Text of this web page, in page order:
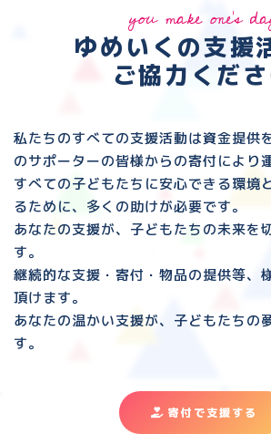
you make one's
ゆめいくの支援
ご協力くだ
私たちのすべての支援活動は資金提供
のサポーターの皆様からの寄付により
すべての子どもたちに安心できる環境
るために、多くの助けが必要です。
あなたの支援が、子どもたちの未来を
す。
継続的な支援・寄付・物品の提供等、
頂けます。
あなたの温かい支援が、子どもたちの
す。
寄付で支援する